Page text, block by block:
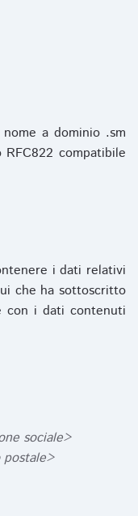
a dominio .sm
compatibile
i dati relativi
che ha sottoscritto
con i dati contenuti
sociale>
postale>